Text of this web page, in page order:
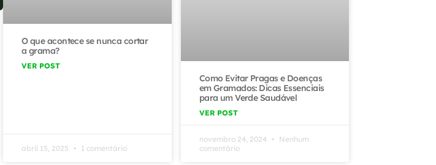
O que acontece se nunca cortar
a grama?
VER POST
abril 15, 2025 1 comentário
Como Evitar Pragas e Doenças
em Gramados: Dicas Essenciais
para um Verde Saudável
VER POST
novembro 24, 2024
Nenhum
comentário